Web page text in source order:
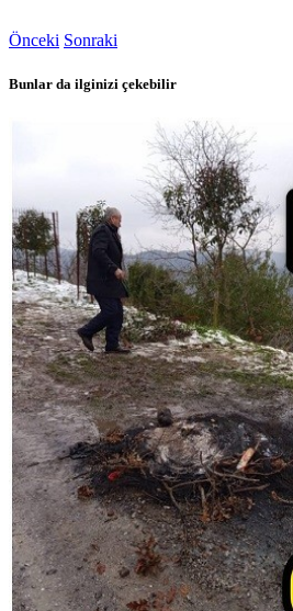
Önceki Sonraki
Bunlar da ilginizi çekebilir